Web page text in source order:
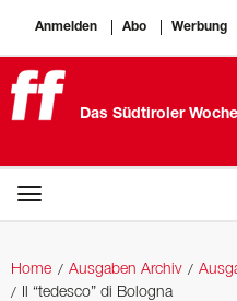
Anmelden Abo Werbung
Das Südtiroler
Home Ausgaben Archiv
Il “tedesco” di Bologna